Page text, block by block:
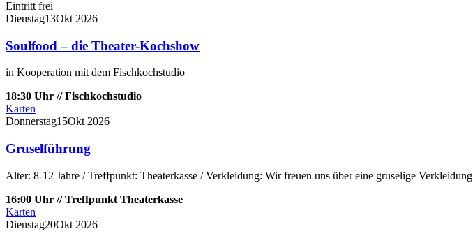
Eintritt frei
Dienstag13Okt 2026
Soulfood – die Theater-Kochshow
in Kooperation mit dem Fischkochstudio
18:30 Uhr // Fischkochstudio
Karten
Donnerstag15Okt 2026
Gruselführung
Alter: 8-12 Jahre / Treffpunkt: Theaterkasse / Verkleidung: Wir freuen uns über eine gruselige Verkleidung
16:00 Uhr // Treffpunkt Theaterkasse
Karten
Dienstag20Okt 2026